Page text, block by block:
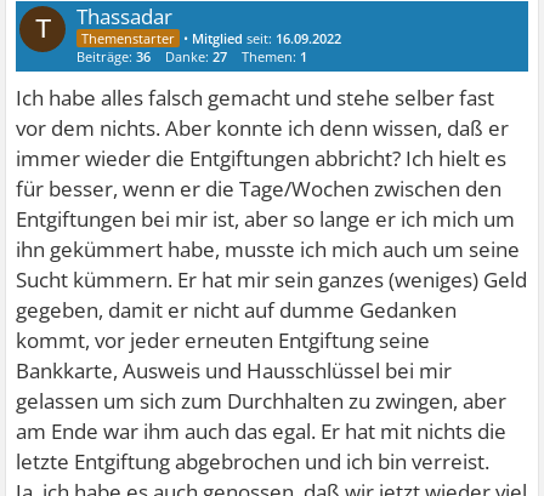
T Thassadar
• Mitglied seit: 16.09.2022
Beiträge:36 Danke:27 Themen: 1
Ich habe alles falsch gemacht und stehe selber fast
vor dem nichts. Aber konnte ich denn wissen, daß er
immer wieder die Entgiftungen abbricht? Ich hielt es
für besser, wenn er die Tage/Wochen zwischen den
Entgiftungen bei mir ist, aber so lange er ich mich um
ihn gekümmert habe, musste ich mich auch um seine
Sucht kümmern. Er hat mir sein ganzes (weniges) Geld
gegeben, damit er nicht auf dumme Gedanken
kommt, vor jeder erneuten Entgiftung seine
Bankkarte, Ausweis und Hausschlüssel bei mir
gelassen um sich zum Durchhalten zu zwingen, aber
am Ende war ihm auch das egal. Er hat mit nichts die
letzte Entgiftung abgebrochen und ich bin verreist.